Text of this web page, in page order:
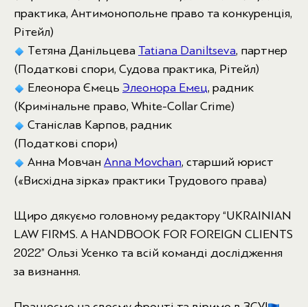
практика, Антимонопольне право та конкуренція,
Рітейл)
Тетяна Данільцева Tatiana Daniltseva, партнер
(Податкові спори, Судова практика, Рітейл)
Елеонора Ємець Элеонора Емец, радник
(Кримінальне право, White-Collar Crime)
Станіслав Карпов, радник
(Податкові спори)
Анна Мовчан Anna Movchan, старший юрист
(«Висхідна зірка» практики Трудового права)
Щиро дякуємо головному редактору “UKRAINIAN
LAW FIRMS. A HANDBOOK FOR FOREIGN CLIENTS
2022” Ользі Усенко та всій команді дослідження
за визнання.